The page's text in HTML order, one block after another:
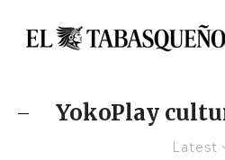
YokoPlay
Latest